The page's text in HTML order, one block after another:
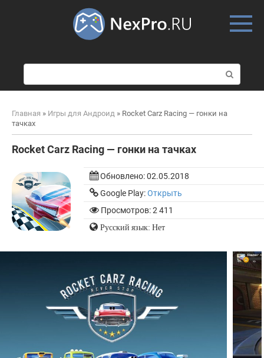
о
и
к
Главная » Игры для Андроид » Rocket Carz Racing — гонки на
тачках
Rocket Carz Racing — гонки на тачках
Обновлено:02.05.2018
Google Play:Открыть
Просмотров: 2 411
Русский язык: Нет